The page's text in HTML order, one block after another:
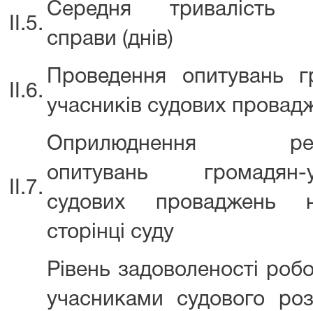
ІІ.5.
Середня тривалість
справи (днів)
ІІ.6.
Проведення опитувань
учасників судових
ІІ.7.
Оприлюднення
опитувань громадян-
судових проваджень
сторінці суду
Рівень задоволеності
учасниками судового